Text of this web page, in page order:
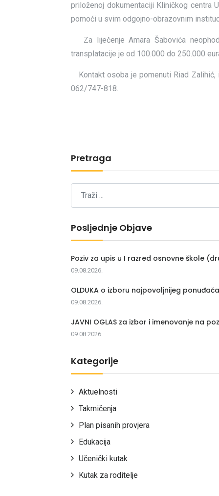
priloženoj dokumentaciji Kliničkog centra
pomoći u svim odgojno-obrazovnim
Za liječenje Amara Šabovića
transplatacije je od 100.000 do 250.000
Kontakt osoba je pomenuti Riad Zalihić,
062/747-818.
Pretraga
Posljednje Objave
Poziv za upis u I razred osnovne škole
09.08.2026.
OLDUKA o izboru najpovoljnijeg
09.08.2026.
JAVNI OGLAS za izbor i imenovanje na
09.08.2026.
Kategorije
Aktuelnosti
Takmičenja
Plan pisanih provjera
Edukacija
Učenički kutak
Kutak za roditelje